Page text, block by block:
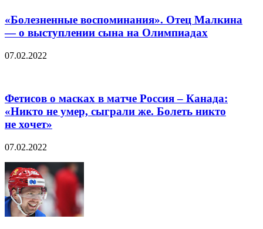
«Болезненные воспоминания». Отец Малкина
— о выступлении сына на Олимпиадах
07.02.2022
Фетисов о масках в матче Россия – Канада:
«Никто не умер, сыграли же. Болеть никто
не хочет»
07.02.2022